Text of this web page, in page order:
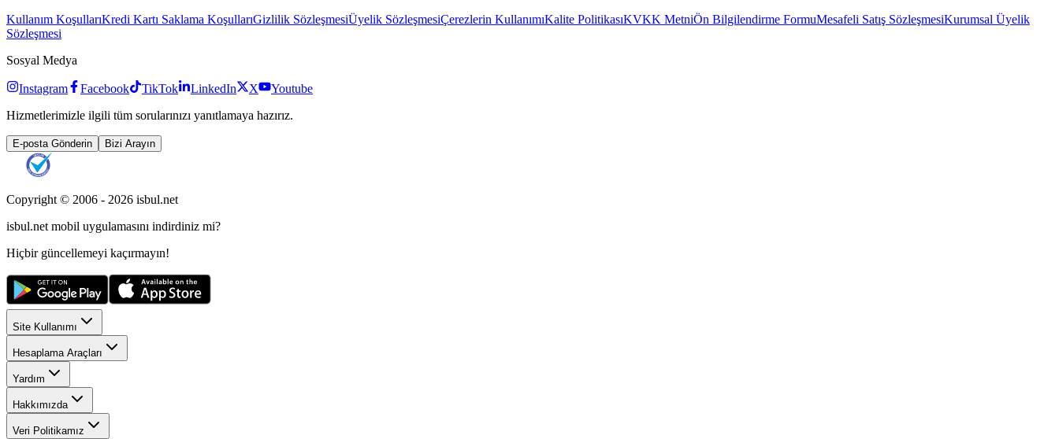
Kullanım KoşullarıKredi Kartı Saklama KoşullarıGizlilik SözleşmesiÜyelik SözleşmesiÇerezlerin KullanımıKalite PolitikasıKVKK MetniÖn Bilgilendirme FormuMesafeli Satış SözleşmesiKurumsal Üyelik
Sözleşmesi
Sosyal Medya
Instagram Facebook TikTok LinkedIn X
Youtube
Hizmetlerimizle ilgili tüm sorularınızı yanıtlamaya hazırız.
E-posta Gönderin Bizi Arayın
Copyright © 2006 - 2026 isbul.net
isbul.net mobil uygulamasını indirdiniz mi?
Hiçbir güncellemeyi kaçırmayın!
Site Kullanımı
Hesaplama Araçları
Yardım
Hakkımızda
Veri Politikamız